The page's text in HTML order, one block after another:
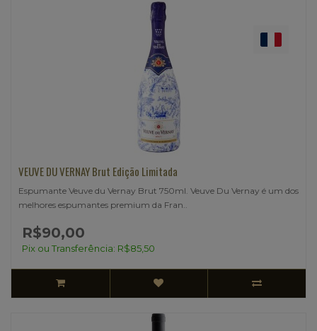
VEUVE DU VERNAY Brut Edição Limitada
Espumante Veuve du Vernay Brut 750ml. Veuve Du Vernay é um dos
melhores espumantes premium da Fran..
R$90,00
Pix ou Transferência: R$85,50